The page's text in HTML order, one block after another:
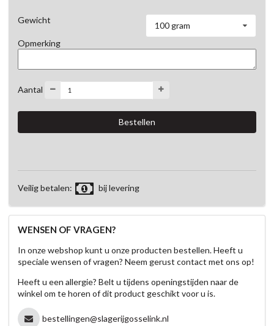
Gewicht
100 gram
Opmerking
Aantal
Veilig betalen: bij levering
WENSEN OF VRAGEN?
In onze webshop kunt u onze producten bestellen. Heeft u
speciale wensen of vragen? Neem gerust contact met ons op!
Heeft u een allergie? Belt u tijdens openingstijden naar de
winkel om te horen of dit product geschikt voor u is.
bestellingen@slagerijgosselink.nl